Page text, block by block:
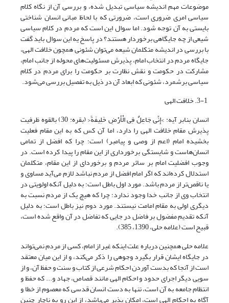
موضوعات مهم اندیشه سیاسی تبدیل شده، و بررسی آن از نگاه کلام
سیاسی امری ضروری است، ضرورتی که با لحاظ مبانی انسان شناختی
بایستی به آن توجه شود. اما سوال این است که مردم در کلام سیاسی
شیعی از چه جایگاهی برخوردار هستند؟ در پاسخ یه این سوال باید گفت
با بررسی در اندیشه متکلمان شیعه می‌توان شئونی همچون خلافت الهی،
جایگاه مردم در انتخاب امام، پذیرش مسئولیت‌های محوله از جانب امام،
مشارکت در حکومت و نقش نظارت بر حکومت را برای مردم در کلام
سیاسی برشمرد، شئونی که ابعاد آن در ذیل به تفصیل بررسی می‌شود.
انسان بنابر آیه: >إِنِّی جَاعِلٌ فِی الْأَرْضِ خَلِیفَةً< (بقره: 30) بالقوه ظرفیت
پذیرش مقام خلافت الهی را دارد، اما آن کس که به این مقام فعلیت
بخشیده امام (اعم از وصی و پیامبر) است؛ چرا که افضل از تمامی
انسان‌هاست و شایستگی برخورداری از این مقام را پیدا کرده است. در
وجوب افضلیت امام بر سائر مردم و برخوردای از این مقام، متکلمان
استدلال کرده‌اند که اگر امام افضل از مردم نباشد لازم می‌آید مساوی و
یا ناقص‌تر از مردم باشد. مورد اول باطل است؛ به دلیل آنکه اولویتی در
انتخاب وی از جانب خدا وجود ندارد؛ چرا که هیچ یک از مردم نسبت به
دیگری اولی به مقام امامت نیستند. مورد دوم نیز باطل است؛ به دلیل
آنکه تقدیم مفضول بر فاضل در جایی که تفاضل در آن واقع شده است،
قبیح است (علامه حلی، 1390، 385).
علامه حلی همچنین درباره علت اینکه غیر از امام، کسی از مردم نمی‌تواند
در جایگاه ایشان قرار بگیرد وجوهی را ذکر می‌کند، و از این میان معتقد
است از آنجا که بدست آوردن احکام شرعی از کتاب و سنت و حفظ آن، و از
سویی دیگر اجرای حدود و احکام الهی مانند قصاص، جهاد و... که حفظ و
انتظام جامعه به آن است، تنها به دست انسان قدسی که معصوم از خطا و
آگاه به احکام الهی است، امکان پذیر می‌باشد، از این رو به ناچار چنین